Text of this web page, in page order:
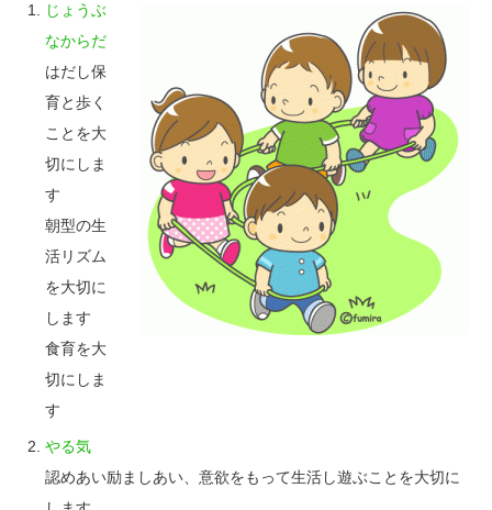
じょうぶ
なからだ
はだし保
育と歩く
ことを大
切にしま
す
朝型の生
活リズム
を大切に
します
食育を大
切にしま
す
やる気
認めあい励ましあい、意欲をもって生活し遊ぶことを大切に